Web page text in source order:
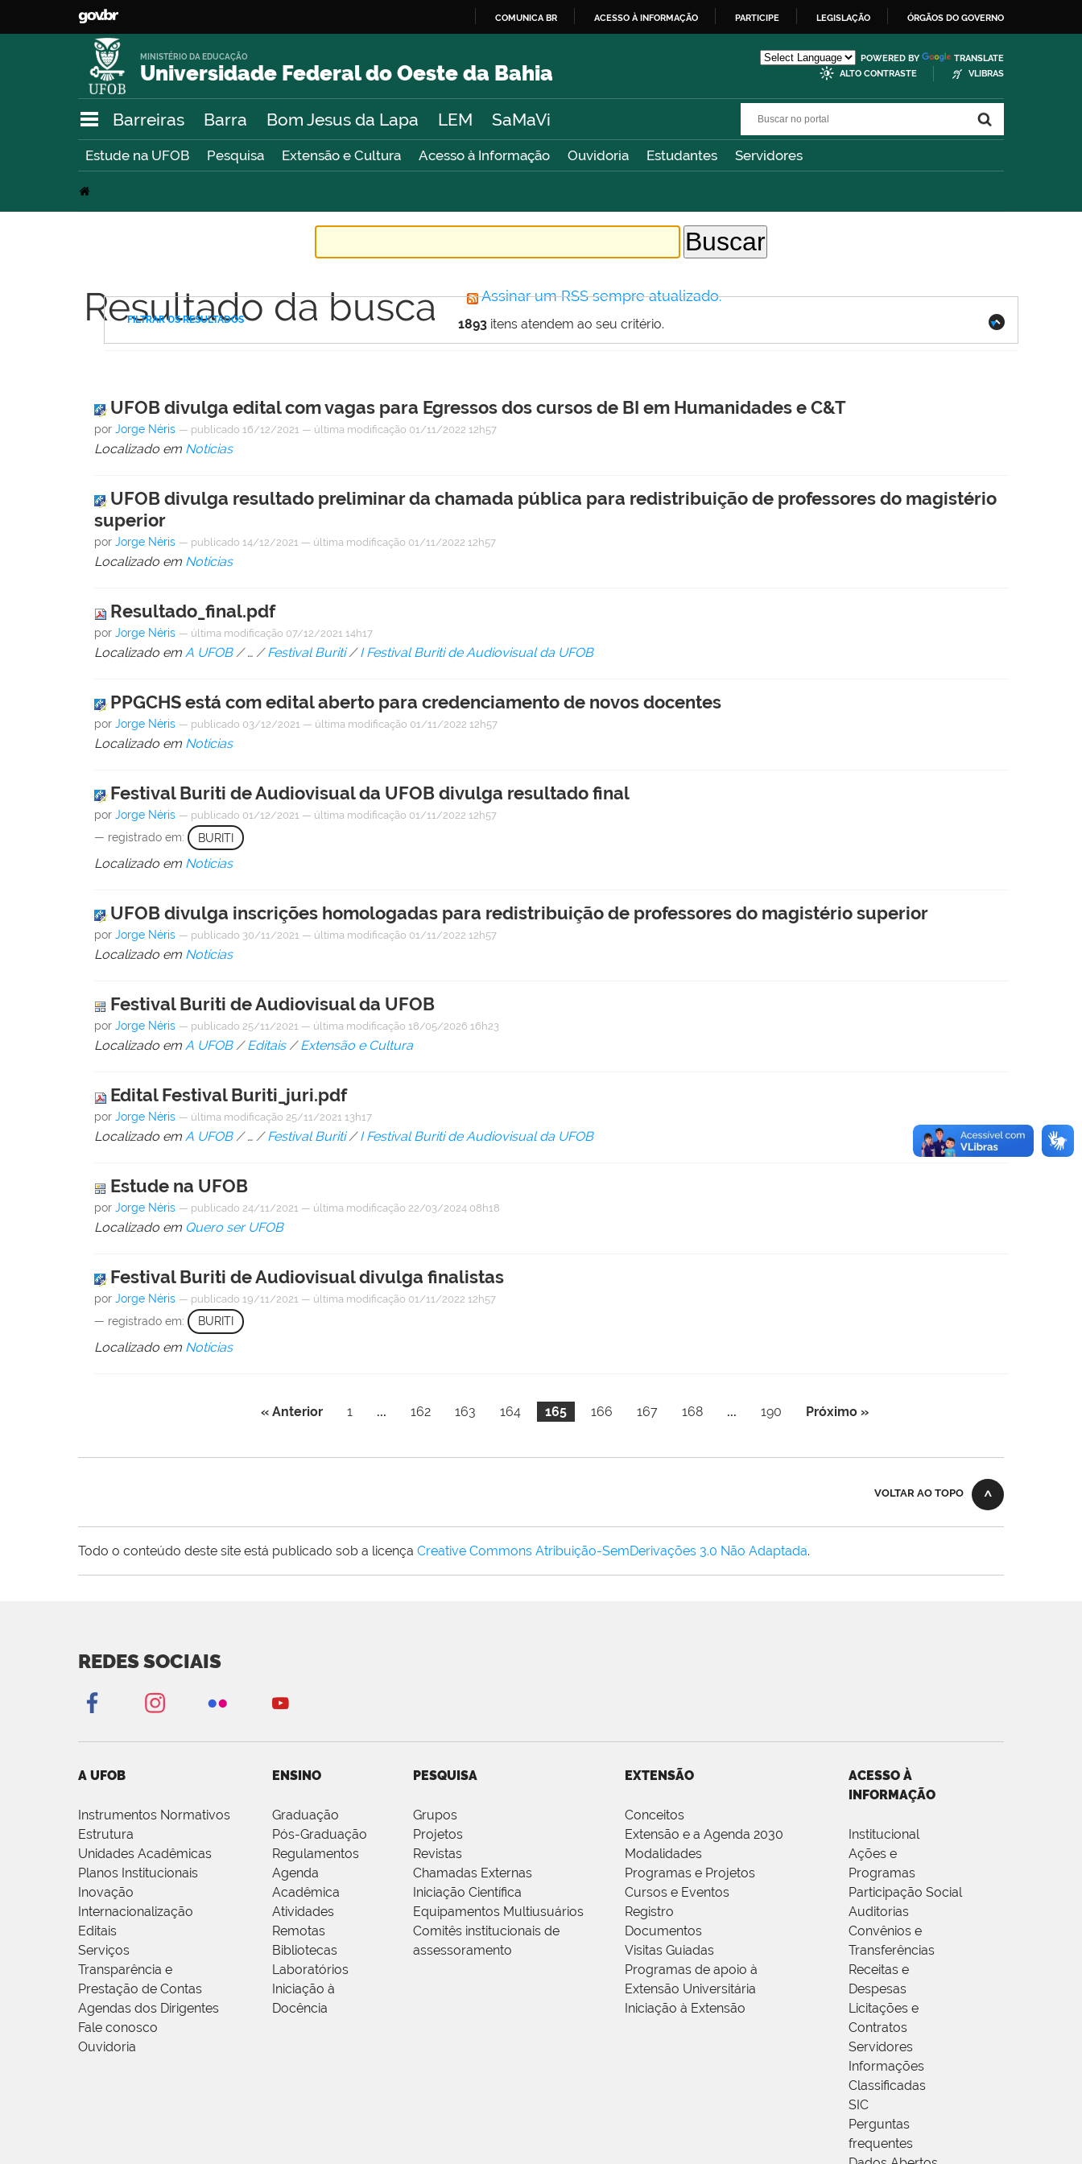
O
COMUNICA BR ACESSO À INFORMAÇÃO PARTICIPE LEGISLAÇÃO ÓRGÃOS DO GOVERNO
Universidade Federal do Oeste da Bahia
MINISTÉRIO DA EDUCAÇÃO POWERED BY
TRANSLATE
ALTO CONTRASTE
VLIBRAS
Barreiras Barra Bom Jesus da Lapa LEM SaMaVi
Estude na UFOB Pesquisa Extensão e Cultura Acesso à Informação Ouvidoria Estudantes Servidores
Resultado da busca Assinar um RSS sempre atualizado.
1893 itens atendem ao seu critério.
FILTRAR OS RESULTADOS
UFOB divulga edital com vagas para Egressos dos cursos de BI em Humanidades e C&T
porJorge Néris — publicado 16/12/2021 — última modificação 01/11/2022 12h57
Localizado em Notícias
UFOB divulga resultado preliminar da chamada pública para redistribuição de professores do magistério
superior
porJorge Néris — publicado 14/12/2021 — última modificação 01/11/2022 12h57
Localizado em Notícias
Resultado_final.pdf
porJorge Néris — última modificação 07/12/2021 14h17
Localizado em A UFOB /…/Festival Buriti /I Festival Buriti de Audiovisual da UFOB
PPGCHS está com edital aberto para credenciamento de novos docentes
porJorge Néris — publicado 03/12/2021 — última modificação 01/11/2022 12h57
Localizado em Notícias
Festival Buriti de Audiovisual da UFOB divulga resultado final
porJorge Néris — publicado 01/12/2021 — última modificação 01/11/2022 12h57
— registrado em: BURITI
Localizado em Notícias
UFOB divulga inscrições homologadas para redistribuição de professores do magistério superior
porJorge Néris — publicado 30/11/2021 — última modificação 01/11/2022 12h57
Localizado em Notícias
Festival Buriti de Audiovisual da UFOB
porJorge Néris — publicado 25/11/2021 — última modificação 18/05/2026 16h23
Localizado em A UFOB /Editais /Extensão e Cultura
Edital Festival Buriti_juri.pdf
porJorge Néris — última modificação 25/11/2021 13h17
Localizado em A UFOB /…/Festival Buriti /I Festival Buriti de Audiovisual da UFOB
Estude na UFOB
porJorge Néris — publicado 24/11/2021 — última modificação 22/03/2024 08h18
Localizado em Quero ser UFOB
Festival Buriti de Audiovisual divulga finalistas
porJorge Néris — publicado 19/11/2021 — última modificação 01/11/2022 12h57
— registrado em: BURITI
Localizado em Notícias
« Anterior 1 ... 162 163 164 165 166 167 168 ... 190 Próximo »
VOLTAR AO TOPO
Todo o conteúdo deste site está publicado sob a licença Creative Commons Atribuição-SemDerivações 3.0 Não Adaptada.
REDES SOCIAIS
A UFOB
Instrumentos Normativos
Estrutura
Unidades Acadêmicas
Planos Institucionais
Inovação
Internacionalização
Editais
Serviços
Transparência e
Prestação de Contas
Agendas dos Dirigentes
Fale conosco
Ouvidoria
ENSINO
Graduação
Pós-Graduação
Regulamentos
Agenda
Acadêmica
Atividades
Remotas
Bibliotecas
Laboratórios
Iniciação à
Docência
PESQUISA
Grupos
Projetos
Revistas
Chamadas Externas
Iniciação Científica
Equipamentos Multiusuários
Comitês institucionais de
assessoramento
EXTENSÃO
Conceitos
Extensão e a Agenda 2030
Modalidades
Programas e Projetos
Cursos e Eventos
Registro
Documentos
Visitas Guiadas
Programas de apoio à
Extensão Universitária
Iniciação à Extensão
ACESSO À
INFORMAÇÃO
Institucional
Ações e
Programas
Participação Social
Auditorias
Convênios e
Transferências
Receitas e
Despesas
Licitações e
Contratos
Servidores
Informações
Classificadas
SIC
Perguntas
frequentes